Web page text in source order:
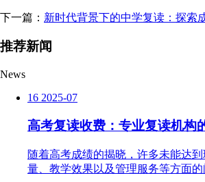
下一篇： 新时代背景下的中学复读：探索
推荐新闻
News
16 2025-07
高考复读收费：专业复读机构
随着高考成绩的揭晓，许多未能达
量、教学效果以及管理服务等方面